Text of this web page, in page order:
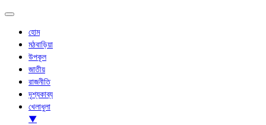
হোম
মঠবাড়িয়া
উপকূল
জাতীয়
রাজনীতি
দৃশ্যকাব্য
খেলাধুলা
▼